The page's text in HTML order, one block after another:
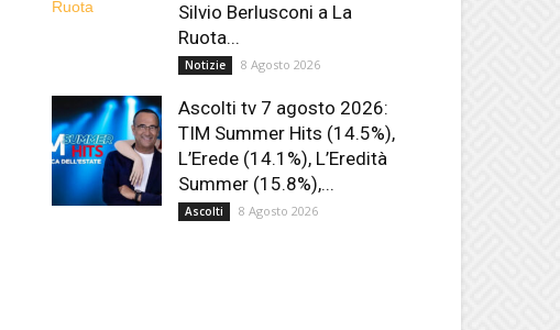
Silvio Berlusconi a La
Ruota...
Notizie 8 Agosto 2026
Ascolti tv 7 agosto 2026:
TIM Summer Hits (14.5%),
L’Erede (14.1%), L’Eredità
Summer (15.8%),...
Ascolti 8 Agosto 2026